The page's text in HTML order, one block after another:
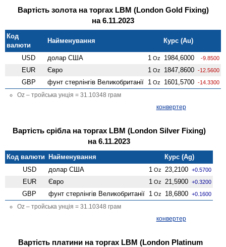
Вартість золота на торгах LBM (London Gold Fixing)
на 6.11.2023
Код
валюти
Найменування Курс (Au)
USD долар США 1 Oz 1984,6000 -9.8500
EUR Євро 1 Oz 1847,8600 -12.5600
GBP фунт стерлінгів Велико­британії 1 Oz 1601,5700 -14.3300
Oz – тройська унція = 31.10348 грам
конвертер
Вартість срібла на торгах LBM (London Silver Fixing)
на 6.11.2023
Код валюти Найменування
Курс (Ag)
USD
долар США 1 Oz 23,2100 +0.5700
EUR Євро 1 Oz 21,5900 +0.3200
GBP фунт стерлінгів Велико­британії 1 Oz 18,6800 +0.1600
Oz – тройська унція = 31.10348 грам
конвертер
Вартість платини на торгах LBM (London Platinum